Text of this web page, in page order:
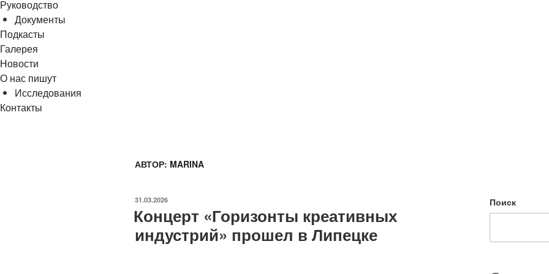
Руководство
Документы
Подкасты
Галерея
Новости
О нас пишут
Исследования
Контакты
АВТОР: MARINA
ОПУБЛИКОВАНО
31.03.2026
Концерт «Горизонты креативных
индустрий» прошел в Липецке
Поиск